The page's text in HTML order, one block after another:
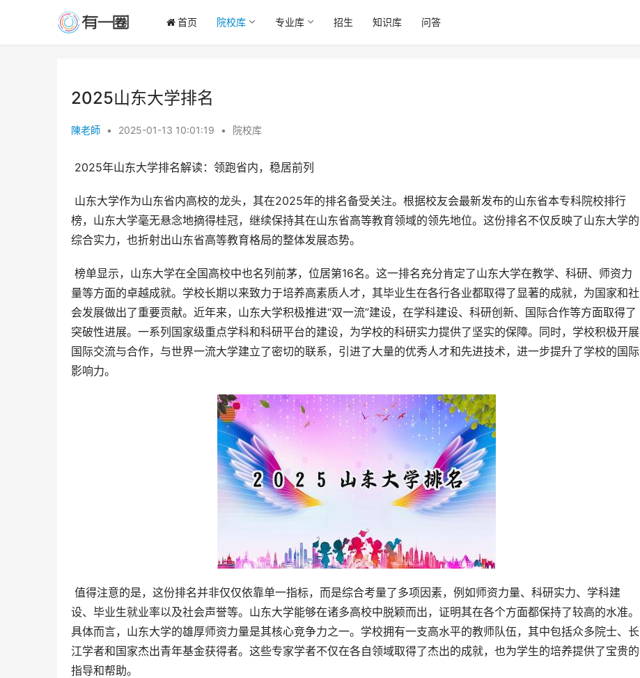
首页 院校库 专业库 招生 知识库 问答
2025山东大学排名
陳老師 • 2025-01-13 10:01:19 • 院校库
2025年山东大学排名解读：领跑省内，稳居前列
榜，山东大学毫无悬念地摘得桂冠，继续保持其在山东省高等教育领域的领先地位。这份排名不仅反映了山东大学的
综合实力，也折射出山东省高等教育格局的整体发展态势。
量等方面的卓越成就。学校长期以来致力于培养高素质人才，其毕业生在各行各业都取得了显著的成就，为国家和社
会发展做出了重要贡献。近年来，山东大学积极推进“双一流”建设，在学科建设、科研创新、国际合作等方面取得了
突破性进展。一系列国家级重点学科和科研平台的建设，为学校的科研实力提供了坚实的保障。同时，学校积极开展
国际交流与合作，与世界一流大学建立了密切的联系，引进了大量的优秀人才和先进技术，进一步提升了学校的国际
影响力。
设、毕业生就业率以及社会声誉等。山东大学能够在诸多高校中脱颖而出，证明其在各个方面都保持了较高的水准。
具体而言，山东大学的雄厚师资力量是其核心竞争力之一。学校拥有一支高水平的教师队伍，其中包括众多院士、长
江学者和国家杰出青年基金获得者。这些专家学者不仅在各自领域取得了杰出的成就，也为学生的培养提供了宝贵的
指导和帮助。